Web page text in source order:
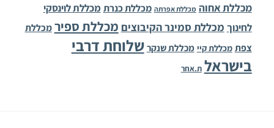
מכללת אחוה מכללת אפרתה מכללת כנרת מכללת לוינסקי
לחינוך מכללת סמינר הקיבוצים מכללת ספיר מכללת
צפת מכללת קיי מכללת שנקר שלוחת דרבי
בישראל ת.אחר